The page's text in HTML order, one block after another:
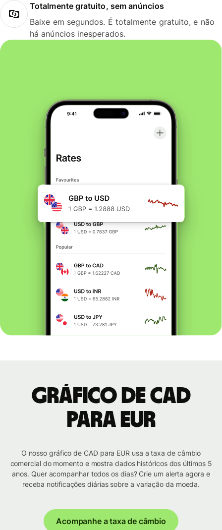
Totalmente gratuito, sem anúncios
Baixe em segundos. É totalmente gratuito, e não
há anúncios inesperados.
Gráfico de CAD
para EUR
O nosso gráfico de CAD para EUR usa a taxa de câmbio
comercial do momento e mostra dados históricos dos últimos 5
anos. Quer acompanhar todos os dias? Crie um alerta agora e
receba notificações diárias sobre a variação da moeda.
Acompanhe a taxa de câmbio